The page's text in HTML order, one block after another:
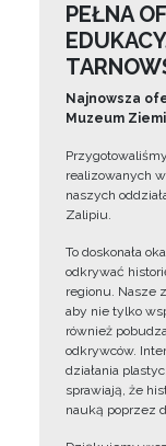
PEŁNA
Najnowsza
Muzeum
realizowanych
naszych
Zalipiu.
To doskonała
odkrywać
regionu. Nasze
aby nie tylko
również
odkrywców.
działania
sprawiają, że
nauką poprzez